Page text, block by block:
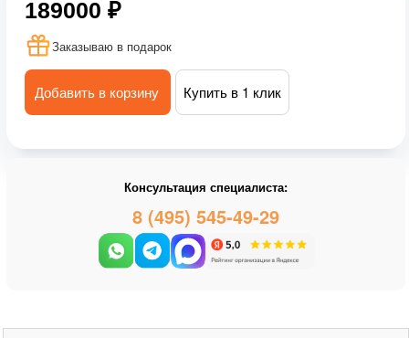
189000 ₽
Заказываю в подарок
Добавить в корзину Купить в 1 клик
Консультация специалиста:
8 (495) 545-49-29